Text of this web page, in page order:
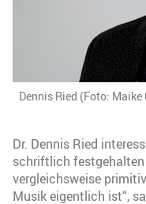
Dennis Ried (Foto: Maike
Dr. Dennis Ried
schriftlich
vergleichsweise
Musik eigentlich ist“,